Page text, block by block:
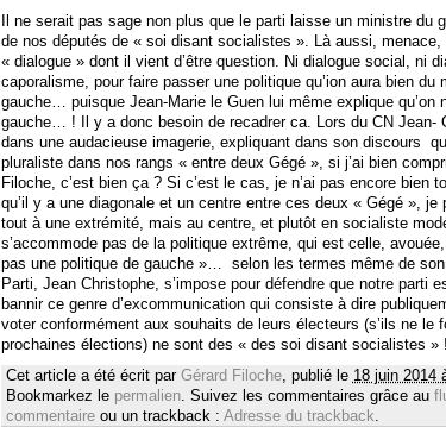
Il ne serait pas sage non plus que le parti laisse un ministre du
de nos députés de « soi disant socialistes ». Là aussi,
« dialogue » dont il vient d’être question. Ni dialogue social, ni
caporalisme, pour faire passer une politique qu’ion aura bien du
gauche… puisque Jean-Marie le Guen lui même explique qu’on
gauche… ! Il y a donc besoin de recadrer ca. Lors du CN Jean-
dans une audacieuse imagerie, expliquant dans son discours
pluraliste dans nos rangs « entre deux Gégé », si j’ai bien
Filoche, c’est bien ça ? Si c’est le cas, je n’ai pas encore bien
qu’il y a une diagonale et un centre entre ces deux « Gégé »,
tout à une extrémité, mais au centre, et plutôt en socialiste
s’accommode pas de la politique extrême, qui est celle,
pas une politique de gauche »… selon les termes même de son
Parti, Jean Christophe, s’impose pour défendre que notre parti
bannir ce genre d’excommunication qui consiste à dire
voter conformément aux souhaits de leurs électeurs (s’ils ne le
prochaines élections) ne sont des « des soi disant socialistes » !
Cet article a été écrit par Gérard Filoche, publié le 18 juin 2014
Bookmarkez le permalien. Suivez les commentaires grâce au
commentaireou un trackback : Adresse du trackback.